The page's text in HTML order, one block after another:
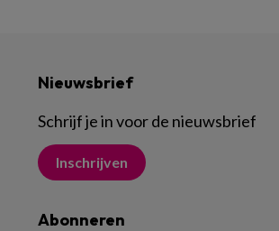
Nieuwsbrief
Schrijf je in voor de nieuwsbrief
Inschrijven
Abonneren